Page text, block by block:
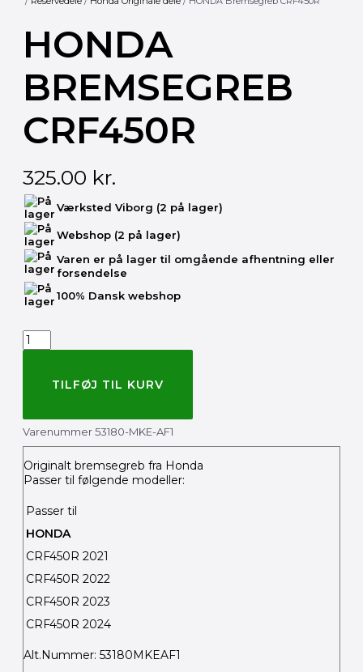
HONDA
BREMSEGREB
CRF450R
325.00 kr.
Værksted Viborg (2 på lager)
Webshop (2 på lager)
Varen er på lager til omgående afhentning eller
forsendelse
100% Dansk webshop
HONDA
Bremsegreb
CRF450R
antal
TILFØJ TIL KURV
Varenummer53180-MKE-AF1
Originalt bremsegreb fra Honda
Passer til følgende modeller:
Passer til
HONDA
CRF450R 2021
CRF450R 2022
CRF450R 2023
CRF450R 2024
Alt.Nummer: 53180MKEAF1